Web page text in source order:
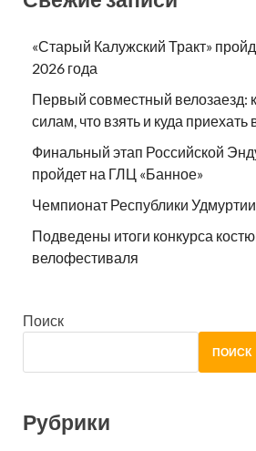
«Старый Калужский Тракт»
2026 года
Первый совместный велозаезд:
силам, что взять и куда
Финальный этап Российской
пройдет на ГЛЦ «Банное»
Чемпионат Республики
Подведены итоги конкурса
велофестиваля
Поиск
ПОИСК
Рубрики